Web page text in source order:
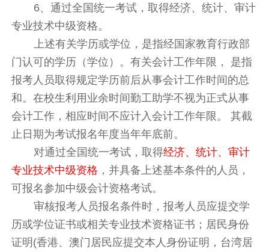
6、通过全国统一考试，取得经济、统计、审计
专业技术中级资格。
上述有关学历或学位，是指经国家教育行政部
门认可的学历（学位）。有关会计工作年限， 是指
报考人员取得规定学历前后从事会计工作时间的总
和。在校生利用业余时间勤工助学不视为正式从事
会计工作，相应时间不应计入会计工作年限。 其截
止日期为考试报名年度当年年底前。
对通过全国统一考试，取得经济、统计、审计
专业技术中级资格 ，并具备上述基本条件的人员，
可报名参加中级会计资格考试。
审核报考人员报名条件时，报考人员应提交学
历或学位证书或相关专业技术资格证书；居民身份
证明(香港、澳门居民应提交本人身份证明，台湾居